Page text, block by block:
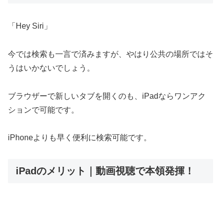
「Hey Siri」
今では検索も一言で済みますが、やはり公共の場所ではそ
うはいかないでしょう。
ブラウザーで新しいタブを開くのも、iPadならワンアク
ションで可能です。
iPhoneよりも早く便利に検索可能です。
iPadのメリット｜動画視聴で本領発揮！